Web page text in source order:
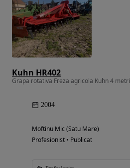
Kuhn HR402
Grapa rotativa Freza agricola Kuhn 4 metri
2004
Moftinu Mic (Satu Mare)
Profesionist • Publicat